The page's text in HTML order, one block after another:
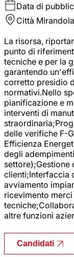
Data di
Città Mirandola
La risorsa,
punto di
tecniche e per la
garantendo
corretto presidio
normativi.Nello
pianificazione e
interventi di
delle verifiche F-
Efficienza
degli
settore);Gestione
clienti;Interfaccia
avviamento
ricevimento
altre funzioni
Candidati